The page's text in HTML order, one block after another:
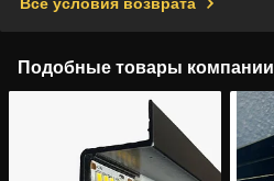
Подобные товары компании